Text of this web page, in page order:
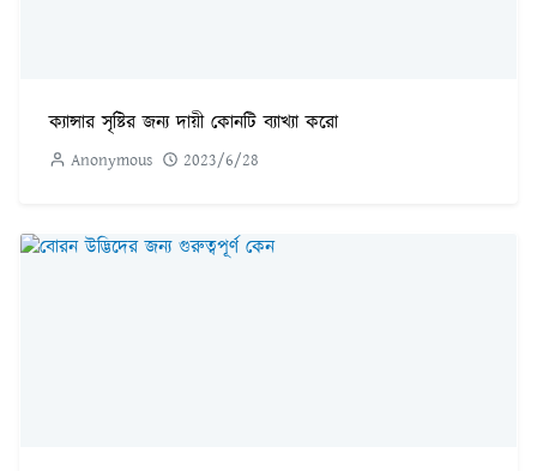
ক্যান্সার সৃষ্টির জন্য দায়ী কোনটি ব্যাখ্যা করো
Anonymous 2023/6/28